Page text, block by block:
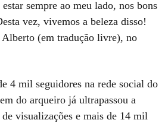
sempre ao meu lado, nos bons
vez, vivemos a beleza disso!
Alberto (em tradução livre), no
4 mil seguidores na rede social do
do arqueiro já ultrapassou a
visualizações e mais de 14 mil